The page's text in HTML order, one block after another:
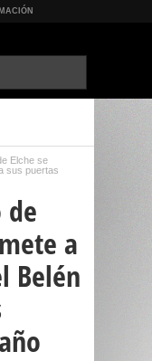
Elche se
sus puertas
de
a
Belén